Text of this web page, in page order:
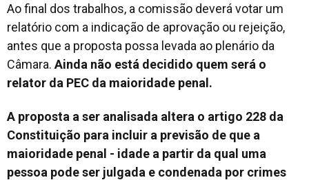
Ao final dos trabalhos, a comissão deverá votar um
relatório com a indicação de aprovação ou rejeição,
antes que a proposta possa levada ao plenário da
Câmara. Ainda não está decidido quem será o
relator da PEC da maioridade penal.
A proposta a ser analisada altera o artigo 228 da
Constituição para incluir a previsão de que a
maioridade penal - idade a partir da qual uma
pessoa pode ser julgada e condenada por crimes